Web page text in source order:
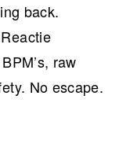
back.
raw
No escape.